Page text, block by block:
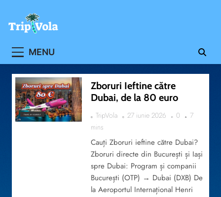
content
MENU
TRAVEL BY YOURSELF
Zboruri Ieftine către
Dubai, de la 80 euro
TripVola 27 iunie 2026 0
7
mins
Cauți Zboruri ieftine către Dubai?
Zboruri directe din București și Iași
spre Dubai: Program și companii
București (OTP) → Dubai (DXB) De
la Aeroportul Internațional Henri